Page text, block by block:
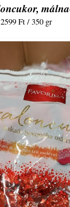
2599 Ft / 350 gr